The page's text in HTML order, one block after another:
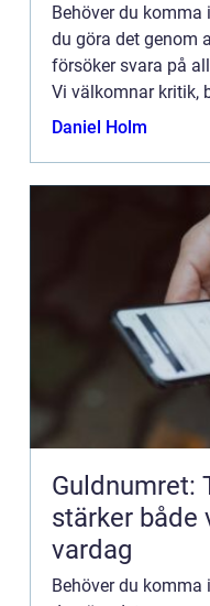
Behöver du
du göra det genom
försöker svara på
Vi välkomnar kritik,
kommentarer till
Daniel Holm
Guldnumret:
stärker både
vardag
Behöver du